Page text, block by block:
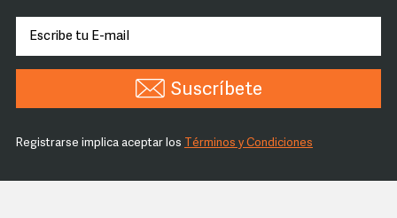
Suscríbete
Registrarse implica aceptar los Términos y Condiciones